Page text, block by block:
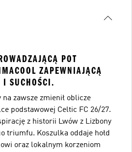
POT
ZAPEWNIAJĄCĄ
I SUCHOŚCI.
zawsze zmienił oblicze
podstawowej Celtic FC 26/27.
z historii Lwów z Lizbony
triumfu. Koszulka oddaje hołd
oraz lokalnym korzeniom